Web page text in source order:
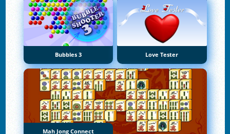
Bubbles 3 Love Tester
Mah Jong Connect